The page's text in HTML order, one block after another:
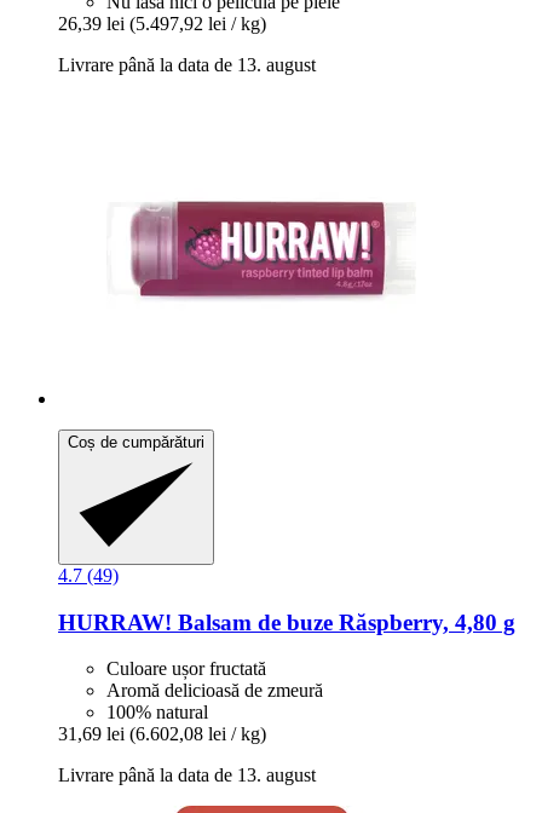
26,39 lei (5.497,92 lei / kg)
Livrare până la data de 13. august
Coș de cumpărături
4.7 (49)
HURRAW! Balsam de buze Răspberry, 4,80 g
Culoare ușor fructată
Aromă delicioasă de zmeură
100% natural
31,69 lei (6.602,08 lei / kg)
Livrare până la data de 13. august